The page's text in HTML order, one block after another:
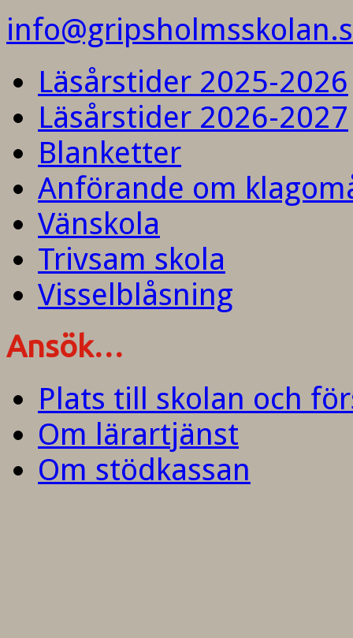
Läsårstider 2025-2026
Läsårstider 2026-2027
Blanketter
Anförande om
Vänskola
Trivsam skola
Visselblåsning
Ansök…
Plats till skolan och
Om lärartjänst
Om stödkassan